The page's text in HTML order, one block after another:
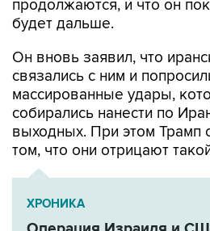
Он вновь заявил, что
массированные удары,
собирались нанести по
выходных. При этом Трамп
том, что они отрицают
ХРОНИКА
Операция Израиля и